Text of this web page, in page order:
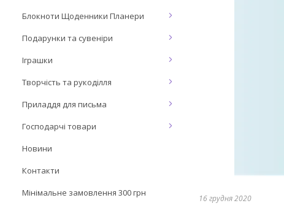
16 грудня 2020
Блокноти Щоденники Планери
Подарунки та сувеніри
Іграшки
Творчість та рукоділля
Приладдя для письма
Господарчі товари
Новини
Контакти
Мінімальне замовлення 300 грн